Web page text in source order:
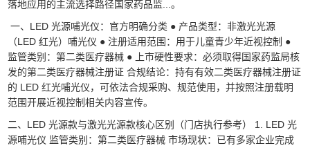
落地应用的主流选择路径国家药品监...。
一、LED 光源哺光仪：官方明确分类 ● 产品类型：非激光光源
（LED 红光）哺光仪 ● 注册适用范围：用于儿童青少年近视控制 ●
监管类别：第二类医疗器械 ● 上市硬性要求：必须取得国家药监局核
发的第二类医疗器械注册证 合规结论：持有有效二类医疗器械注册证
的 LED 红光哺光仪，可依法合规采购、规范使用，并按照注册载明
范围开展近视控制相关内容宣传。
二、LED 光源款与激光光源款核心区别（门店执行参考） 1. LED 光
源哺光仪 监管类别：第二类医疗器械 市场现状：已有多家企业完成